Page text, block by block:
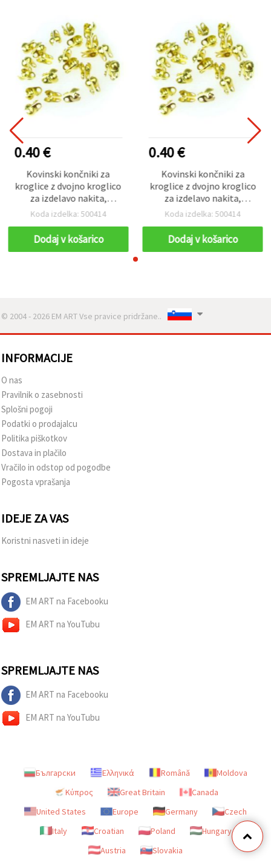
0.40 €
Kovinski končniki za
kroglice z dvojno kroglico
za izdelavo nakita,
okrogli, zlata barva, 8x5
Koda izdelka: 500414
Dodaj v košarico
0.40 €
Kovinski končniki za
kroglice z dvojno kroglico
za izdelavo nakita,
okrogli, zlata barva, 8x5
Koda izdelka: 500414
Dodaj v košarico
© 2004 - 2026 EM ART Vse pravice pridržane..
INFORMACIJE
O nas
Pravilnik o zasebnosti
Splošni pogoji
Podatki o prodajalcu
Politika piškotkov
Dostava in plačilo
Vračilo in odstop od pogodbe
Pogosta vprašanja
IDEJE ZA VAS
Koristni nasveti in ideje
SPREMLJAJTE NAS
EM ART na Facebooku
EM ART na YouTubu
SPREMLJAJTE NAS
EM ART na Facebooku
EM ART na YouTubu
Български Ελληνικά Română
Moldova
Κύπρος
Great Britain
Canada
United States
Europe Germany
Czech
Italy
Croatian Poland
Hungary
Austria
Slovakia